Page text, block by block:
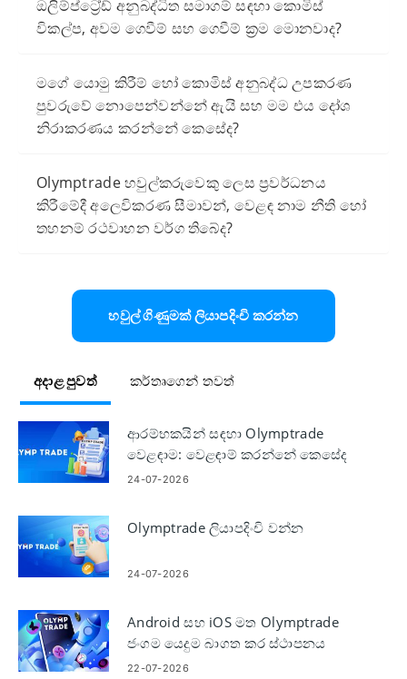
ඔලිම්ප්ට්‍රේඩ් අනුබද්ධිත සමාගම් සඳහා කොමිස්
විකල්ප, අවම ගෙවීම් සහ ගෙවීම් ක්‍රම මොනවාද?
මගේ යොමු කිරීම් හෝ කොමිස් අනුබද්ධ උපකරණ
පුවරුවේ නොපෙන්වන්නේ ඇයි සහ මම එය දෝශ
නිරාකරණය කරන්නේ කෙසේද?
Olymptrade හවුල්කරුවෙකු ලෙස ප්‍රවර්ධනය
කිරීමේදී අලෙවිකරණ සීමාවන්, වෙළඳ නාම නීති හෝ
තහනම් රථවාහන වර්ග තිබේද?
හවුල් ගිණුමක් ලියාපදිංචි කරන්න
අදාළ පුවත් කර්තෘගෙන් තවත්
ආරම්භකයින් සඳහා Olymptrade
වෙළඳාම: වෙළඳාම් කරන්නේ කෙසේද
24-07-2026
Olymptrade ලියාපදිංචි වන්න
24-07-2026
Android සහ iOS මත Olymptrade
ජංගම යෙදුම බාගත කර ස්ථාපනය
කරන්න
22-07-2026